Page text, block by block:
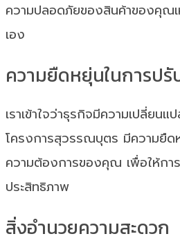
ความปลอดภัยของสินค้าของคุณ
เอง
ความยืดหยุ่นในการป
เราเข้าใจว่าธุรกิจมีความเปลี่ยนแ
โครงการสุวรรณบุตร มีความยืด
ความต้องการของคุณ เพื่อให้การ
ประสิทธิภาพ
สิ่งอำนวยความสะดวก